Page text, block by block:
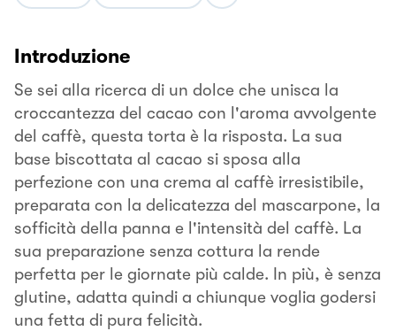
Introduzione
Se sei alla ricerca di un dolce che unisca la
croccantezza del cacao con l'aroma avvolgente
del caffè, questa torta è la risposta. La sua
base biscottata al cacao si sposa alla
perfezione con una crema al caffè irresistibile,
preparata con la delicatezza del mascarpone, la
sofficità della panna e l'intensità del caffè. La
sua preparazione senza cottura la rende
perfetta per le giornate più calde. In più, è senza
glutine, adatta quindi a chiunque voglia godersi
una fetta di pura felicità.